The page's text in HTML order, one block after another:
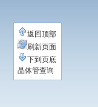
返回顶部
刷新页面
下到页底
晶体管查询